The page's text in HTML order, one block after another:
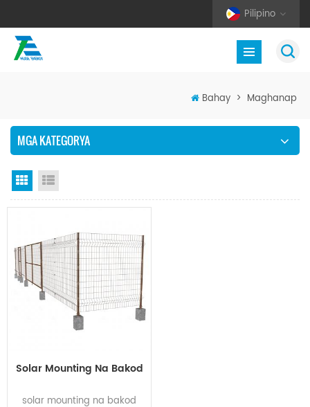
Pilipino
Bahay > Maghanap
MGA KATEGORYA
Grid View
Solar Mounting Na Bakod
solar mounting na bakod